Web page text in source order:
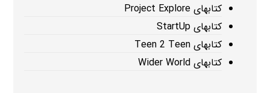
کتابهای Project Explore
کتابهای StartUp
کتابهای Teen 2 Teen
کتابهای Wider World